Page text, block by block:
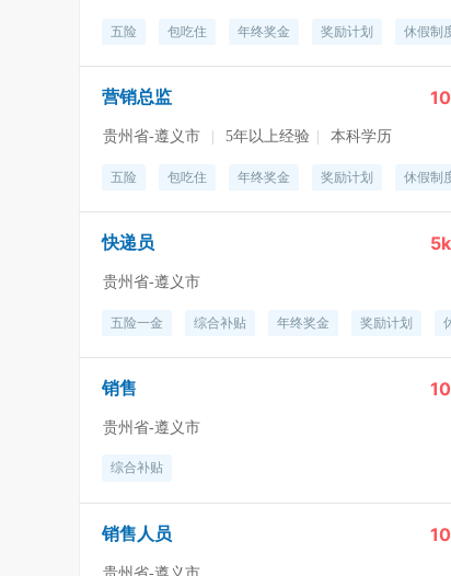
五险 包吃住 年终奖金 奖励计划 休假制
营销总监
贵州省-遵义市 5年以上经验 本科学历
五险 包吃住 年终奖金 奖励计划 休假制
快递员
贵州省-遵义市
五险一金 综合补贴 年终奖金 奖励计划
销售
贵州省-遵义市
综合补贴
销售人员